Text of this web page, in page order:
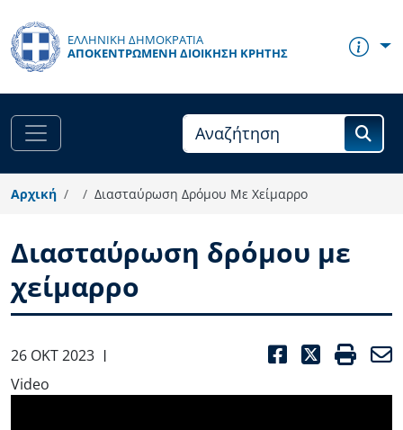
ΕΛΛΗΝΙΚΗ ΔΗΜΟΚΡΑΤΙΑ
ΑΠΟΚΕΝΤΡΩΜΈΝΗ ΔΙΟΊΚΗΣΗ ΚΡΉΤΗΣ
Αρχική Διασταύρωση Δρόμου Με Χείμαρρο
Διασταύρωση δρόμου με
χείμαρρο
26 ΟΚΤ 2023 |
Video